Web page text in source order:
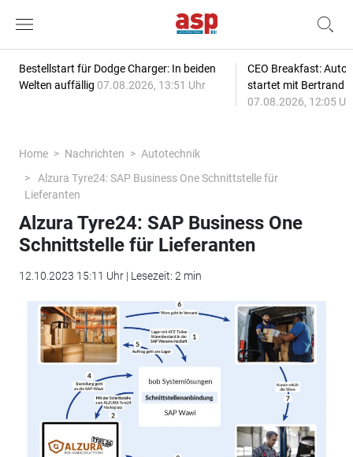
Bestellstart für Dodge Charger: In beiden
Welten auffällig 07.08.2026, 13:51 Uhr
CEO Breakfast:
startet mit Bertrand
07.08.2026, 12:05
Home Nachrichten
Autotechnik
Alzura Tyre24: SAP Business One Schnittstelle für
Lieferanten
Alzura Tyre24: SAP Business One
Schnittstelle für Lieferanten
12.10.2023 15:11 Uhr | Lesezeit: 2 min